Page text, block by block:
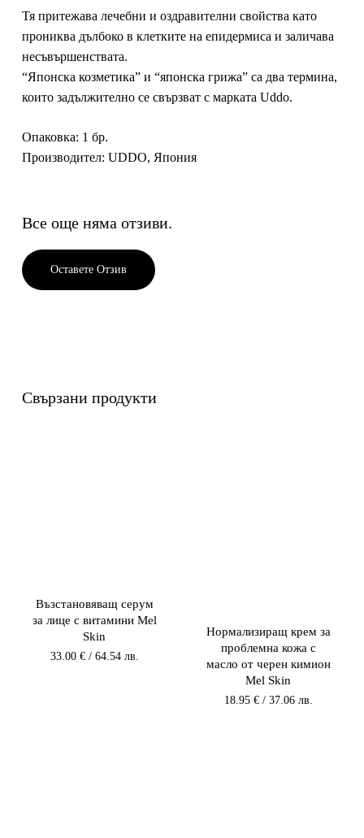
Тя притежава лечебни и оздравителни свойствакато
прониква дълбоко в клетките на епидермиса и заличава
несъвършенствата.
“Японска козметика” и “японска грижа” са два термина,
които задължително се свързват с марката Uddo.
Опаковка: 1 бр.
Производител: UDDO, Япония
Все още няма отзиви.
Оставете Отзив
Свързани продукти
Възстановяващ серум
за лице с витамини Mel
Skin
33.00 €/ 64.54 лв.
Нормализиращ крем за
проблемна кожа с
масло от черен кимион
Mel Skin
18.95 €/ 37.06 лв.